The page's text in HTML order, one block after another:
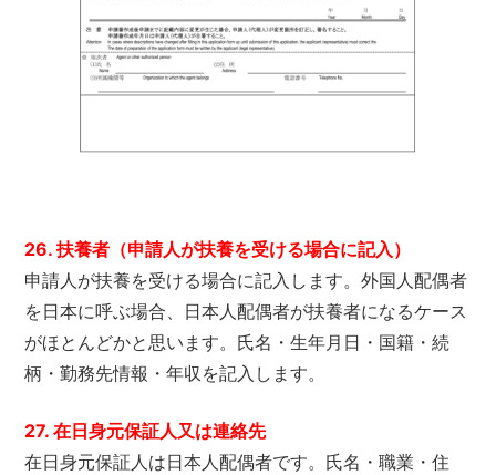
26. 扶養者（申請人が扶養を受ける場合に記入）
申請人が扶養を受ける場合に記入します。外国人配偶者
を日本に呼ぶ場合、日本人配偶者が扶養者になるケース
がほとんどかと思います。氏名・生年月日・国籍・続
柄・勤務先情報・年収を記入します。
27. 在日身元保証人又は連絡先
在日身元保証人は日本人配偶者です。氏名・職業・住